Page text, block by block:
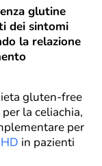
glutine
dei sintomi
la relazione
gluten-free
la celiachia,
per
in pazienti